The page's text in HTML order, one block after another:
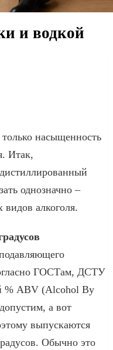
и водкой
только насыщенность
Итак,
однозначно –
алкоголя.
ГОСТам, ДСТУ
% ABV (Alcohol By
а вот
выпускаются
Обычно это